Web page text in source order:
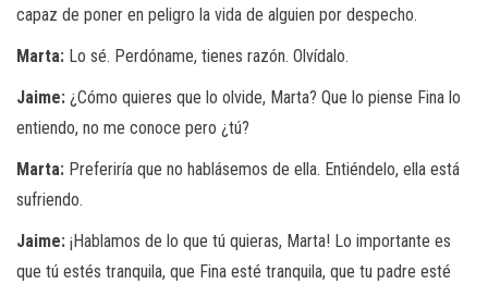
capaz de poner en peligro la vida de alguien por despecho.
Marta: Lo sé. Perdóname, tienes razón. Olvídalo.
Jaime: ¿Cómo quieres que lo olvide, Marta? Que lo piense Fina lo
entiendo, no me conoce pero ¿tú?
Marta: Preferiría que no hablásemos de ella. Entiéndelo, ella está
sufriendo.
Jaime: ¡Hablamos de lo que tú quieras, Marta! Lo importante es
que tú estés tranquila, que Fina esté tranquila, que tu padre esté